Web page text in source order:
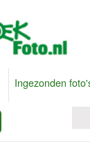
Ingezonden